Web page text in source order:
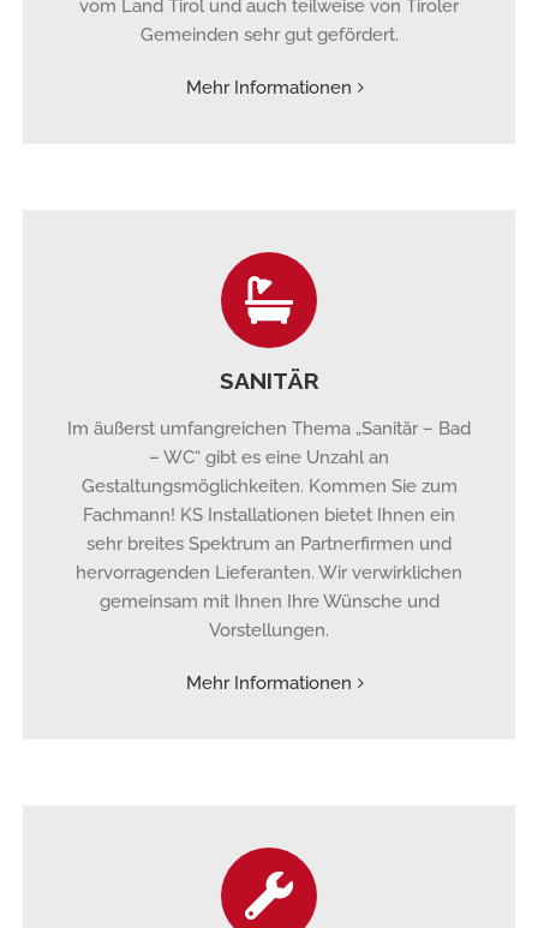
vom Land Tirol und auch teilweise von Tiroler
Gemeinden sehr gut gefördert.
Mehr Informationen
SANITÄR
Im äußerst umfangreichen Thema „Sanitär – Bad
– WC“ gibt es eine Unzahl an
Gestaltungsmöglichkeiten. Kommen Sie zum
Fachmann! KS Installationen bietet Ihnen ein
sehr breites Spektrum an Partnerfirmen und
hervorragenden Lieferanten. Wir verwirklichen
gemeinsam mit Ihnen Ihre Wünsche und
Vorstellungen.
Mehr Informationen